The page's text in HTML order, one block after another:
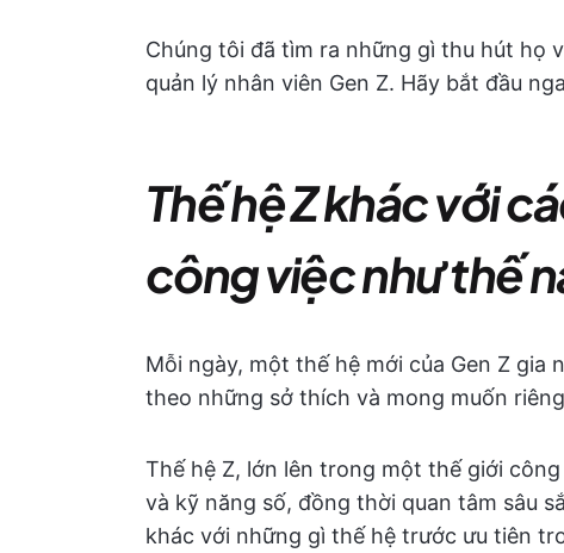
Chúng tôi đã tìm ra những gì thu hút họ
quản lý nhân viên Gen Z. Hãy bắt đầu
Thế hệ Z khác với
công việc như thế
Mỗi ngày, một thế hệ mới của Gen Z gia
theo những sở thích và mong muốn
Thế hệ Z, lớn lên trong một thế giới
và kỹ năng số, đồng thời quan tâm sâu
khác với những gì thế hệ trước ưu tiên